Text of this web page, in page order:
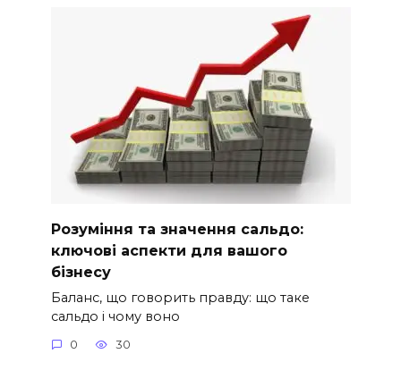
Розуміння та значення сальдо:
ключові аспекти для вашого
бізнесу
Баланс, що говорить правду: що таке
сальдо і чому воно
0 30